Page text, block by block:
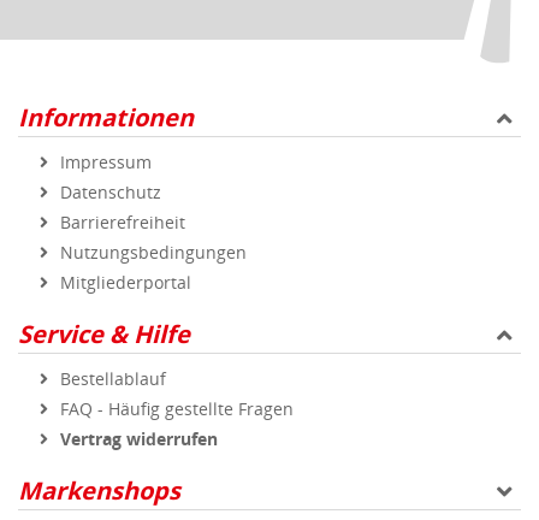
Informationen
Impressum
Datenschutz
Barrierefreiheit
Nutzungsbedingungen
Mitgliederportal
Service & Hilfe
Bestellablauf
FAQ - Häufig gestellte Fragen
Vertrag widerrufen
Markenshops